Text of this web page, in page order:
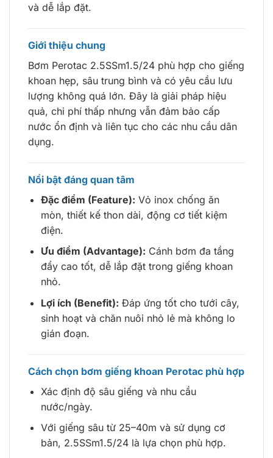
và dễ lắp đặt.
Giới thiệu chung
Bơm Perotac 2.5SSm1.5/24 phù hợp cho giếng
khoan hẹp, sâu trung bình và có yêu cầu lưu
lượng không quá lớn. Đây là giải pháp hiệu
quả, chi phí thấp nhưng vẫn đảm bảo cấp
nước ổn định và liên tục cho các nhu cầu dân
dụng.
Nổi bật đáng quan tâm
Đặc điểm (Feature): Vỏ inox chống ăn
mòn, thiết kế thon dài, động cơ tiết kiệm
điện.
Ưu điểm (Advantage): Cánh bơm đa tầng
đẩy cao tốt, dễ lắp đặt trong giếng khoan
nhỏ.
Lợi ích (Benefit): Đáp ứng tốt cho tưới cây,
sinh hoạt và chăn nuôi nhỏ lẻ mà không lo
gián đoạn.
Cách chọn bơm giếng khoan Perotac phù hợp
Xác định độ sâu giếng và nhu cầu
nước/ngày.
Với giếng sâu từ 25–40m và sử dụng cơ
bản, 2.5SSm1.5/24 là lựa chọn phù hợp.